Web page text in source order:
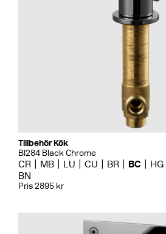
Tillbehör Kök
BI284 Black Chrome
CR MB LU CU BR BC HG
BN
Pris 2895 kr